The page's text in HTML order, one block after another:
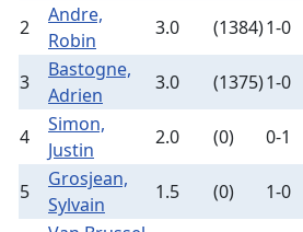
2
Andre,
Robin
3.0 (1384)1-0
3
Bastogne,
Adrien
3.0 (1375)1-0
4
Simon,
Justin
2.0 (0) 0-1
5
Grosjean,
Sylvain
1.5 (0) 1-0